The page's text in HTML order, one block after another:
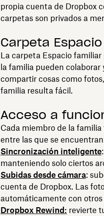
propia cuenta de Dropbox
carpetas son privados a
Carpeta
La carpeta Espacio
la familia pueden
compartir cosas como
familia resulta fácil.
Acceso a
Cada miembro de la
entre las que se
Sincronización inteligente
manteniendo solo ciertos
Subidas desde cámara:
cuenta de Dropbox. Las
automáticamente con
Dropbox Rewind: revierte